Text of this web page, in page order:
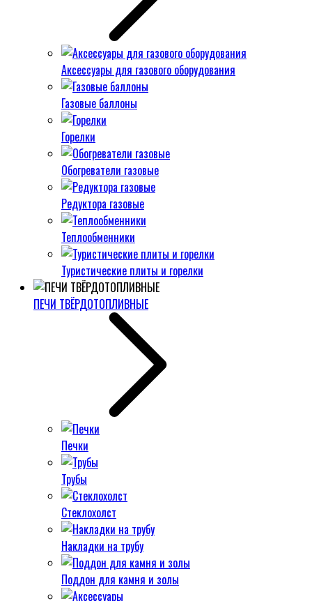
Аксессуары для газового оборудования
Газовые баллоны
Горелки
Обогреватели газовые
Редуктора газовые
Теплообменники
Туристические плиты и горелки
ПЕЧИ ТВЁРДОТОПЛИВНЫЕ
Печки
Трубы
Стеклохолст
Накладки на трубу
Поддон для камня и золы